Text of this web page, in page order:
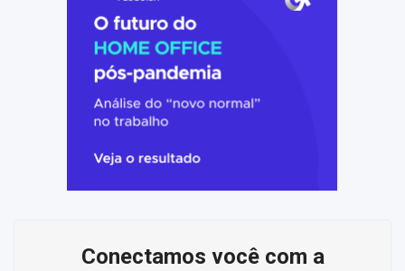
Conectamos você com a